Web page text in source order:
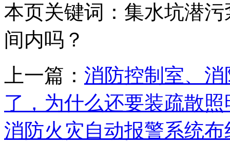
本页关键词：集水坑潜
间内吗？
上一篇： 消防控制室、
了，为什么还要装疏散
消防火灾自动报警系统